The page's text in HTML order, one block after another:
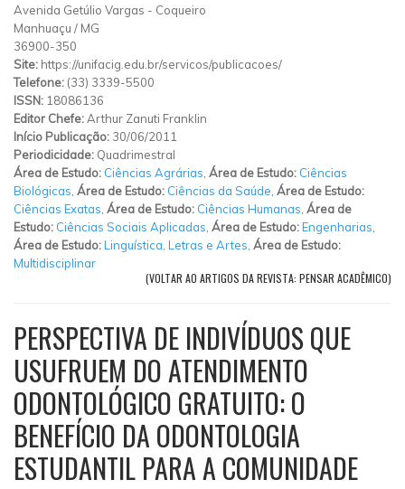
Avenida Getúlio Vargas - Coqueiro
Manhuaçu / MG
36900-350
Site: https://unifacig.edu.br/servicos/publicacoes/
Telefone: (33) 3339-5500
ISSN: 18086136
Editor Chefe:Arthur Zanuti Franklin
Início Publicação: 30/06/2011
Periodicidade: Quadrimestral
Área de Estudo: Ciências Agrárias Área de Estudo: Ciências
Biológicas Área de Estudo: Ciências da Saúde Área de Estudo:
Ciências Exatas Área de Estudo: Ciências Humanas Área de
Estudo: Ciências Sociais Aplicadas Área de Estudo:Engenharias
Área de Estudo:Linguística, Letras e Artes Área de Estudo:
Multidisciplinar
(VOLTAR AO ARTIGOS DA REVISTA: PENSAR ACADÊMICO)
PERSPECTIVA DE INDIVÍDUOS QUE
USUFRUEM DO ATENDIMENTO
ODONTOLÓGICO GRATUITO: O
BENEFÍCIO DA ODONTOLOGIA
ESTUDANTIL PARA A COMUNIDADE